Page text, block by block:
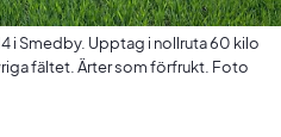
i Smedby. Upptag i nollruta 60 kilo
fältet. Ärter som förfrukt. Foto